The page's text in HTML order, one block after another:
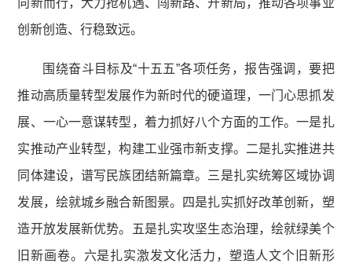
向新而行，大力抢机遇、闯新路、开新局，推动各项事业
创新创造、行稳致远。
围绕奋斗目标及“十五五”各项任务，报告强调，要把
推动高质量转型发展作为新时代的硬道理，一门心思抓发
展、一心一意谋转型，着力抓好八个方面的工作。一是扎
实推动产业转型，构建工业强市新支撑。二是扎实推进共
同体建设，谱写民族团结新篇章。三是扎实统筹区域协调
发展，绘就城乡融合新图景。四是扎实抓好改革创新，塑
造开放发展新优势。五是扎实攻坚生态治理，绘就绿美个
旧新画卷。六是扎实激发文化活力，塑造人文个旧新形